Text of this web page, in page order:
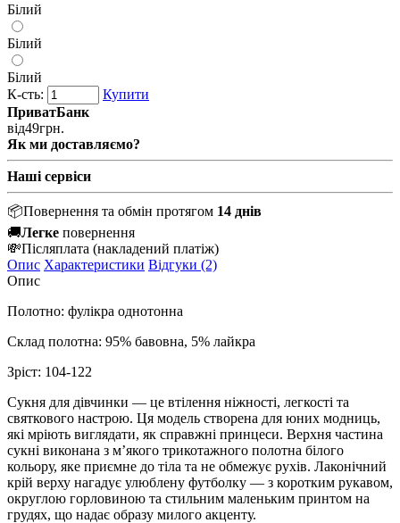
Білий
Білий
Білий
К-сть:
Купити
ПриватБанк
від49грн.
Як ми доставляємо?
Наші сервіси
📦Повернення та обмін протягом 14 днів
🚚Легке повернення
💸Післяплата (накладений платіж)
Опис Характеристики Відгуки (2)
Опис
Полотно: фулікра однотонна
Склад полотна: 95% бавовна, 5% лайкра
Зріст: 104-122
Сукня для дівчинки — це втілення ніжності, легкості та
святкового настрою. Ця модель створена для юних модниць,
які мріють виглядати, як справжні принцеси. Верхня частина
сукні виконана з м’якого трикотажного полотна білого
кольору, яке приємне до тіла та не обмежує рухів. Лаконічний
крій верху нагадує улюблену футболку — з коротким рукавом,
округлою горловиною та стильним маленьким принтом на
грудях, що надає образу милого акценту.